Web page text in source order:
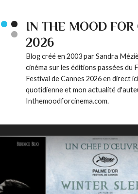
IN THE MOOD FOR
2026
Blog créé en 2003 par Sandra
cinéma sur les éditions passées du
Festival de Cannes 2026 en direct
quotidienne et mon actualité
Inthemoodforcinema.com.